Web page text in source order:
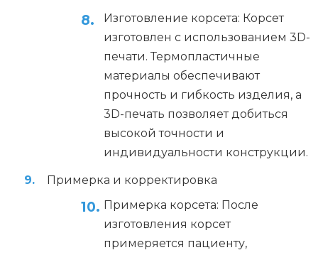
Изготовление корсета: Корсет
изготовлен с использованием 3D-
печати. Термопластичные
материалы обеспечивают
прочность и гибкость изделия, а
3D-печать позволяет добиться
высокой точности и
индивидуальности конструкции.
Примерка и корректировка
Примерка корсета: После
изготовления корсет
примеряется пациенту,